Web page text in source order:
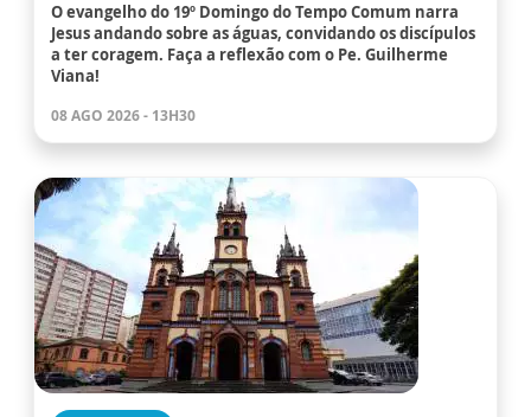
O evangelho do 19º Domingo do Tempo Comum narra
Jesus andando sobre as águas, convidando os discípulos
a ter coragem. Faça a reflexão com o Pe. Guilherme
Viana!
08 AGO 2026 - 13H30